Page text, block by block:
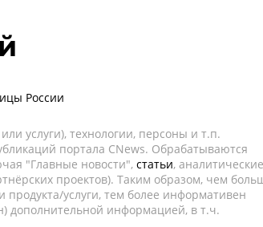
России
услуги), технологии, персоны и т.п.
портала CNews. Обрабатываются
"Главные новости", статьи, аналитические
проектов). Таким образом, чем
услуги, тем более информативен
дополнительной информацией, в т.ч.